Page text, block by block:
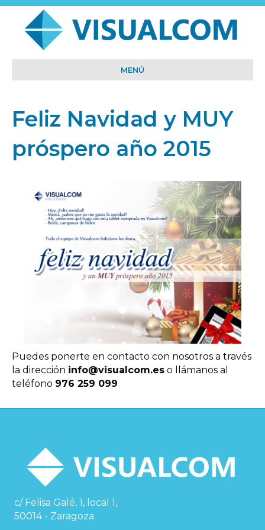
MENÚ
Feliz Navidad y MUY
próspero año 2015
Puedes ponerte en contacto con nosotros a través
la dirección info@visualcom.es o llámanos al
teléfono 976 259 099
c/ Felisa Galé, 1, local 1,
50014 - Zaragoza